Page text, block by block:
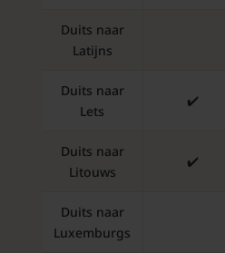
Duits naar
Latijns
Duits naar
Lets
✔️
Duits naar
Litouws
✔️
Duits naar
Luxemburgs